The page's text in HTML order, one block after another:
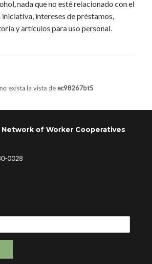
nada que no esté relacionado con el
intereses de préstamos,
y artículos para uso personal.
exista la vista de ec98267bt5
Network of Worker Cooperatives
0028